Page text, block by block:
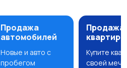
Продажа
автомобилей
Новые и авто с
пробегом
Продажа
квартир
Купите
своей